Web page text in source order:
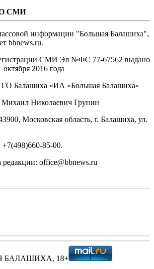
СМИ
информации "Большая Балашиха",
bbnews.ru.
СМИ Эл №ФС ‎77-67562 выдано
2016 года
Балашиха «ИА «Большая Балашиха»
Михаил Николаевич Грунин
Московская область, г. Балашиха, ул.
85-00.
редакции: office@bbnews.ru
БАЛАШИХА, 18+